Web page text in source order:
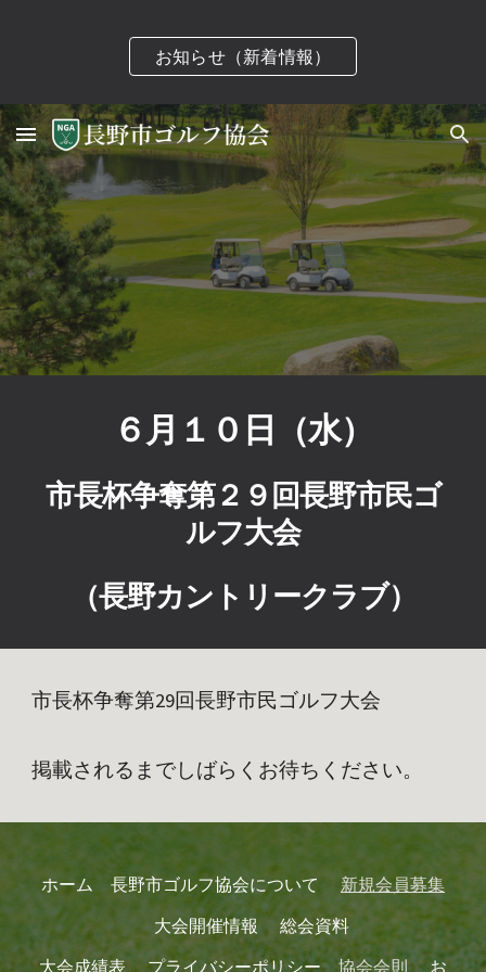
Skip to main content Skip to navigation
お知らせ（新着情報）
６月１０日（水）
市長杯争奪第２９回長野市民ゴ
ルフ大会
（長野カントリークラブ）
市長杯争奪第29回長野市民ゴルフ大会
掲載されるまでしばらくお待ちください。
ホーム 長野市ゴルフ協会について 新規会員募集
大会開催情報
総会資料
大会成績表
プライバシーポリシー 協会会則 お